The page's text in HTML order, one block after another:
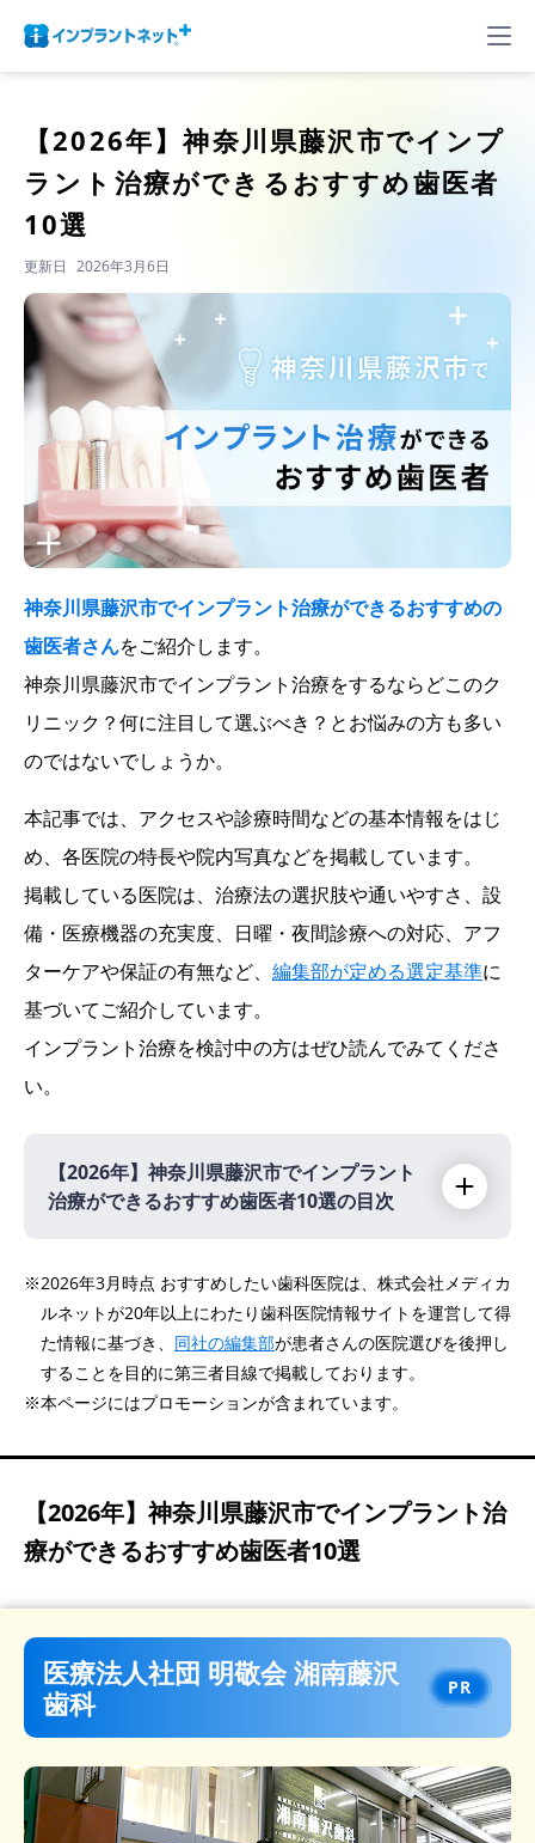
【2026年】神奈川県藤沢市でインプ
ラント治療ができるおすすめ歯医者
10選
更新日 2026年3月6日
神奈川県藤沢市でインプラント治療ができるおすすめの
歯医者さんをご紹介します。
神奈川県藤沢市でインプラント治療をするならどこのク
リニック？何に注目して選ぶべき？とお悩みの方も多い
のではないでしょうか。
本記事では、アクセスや診療時間などの基本情報をはじ
め、各医院の特長や院内写真などを掲載しています。
掲載している医院は、治療法の選択肢や通いやすさ、設
備・医療機器の充実度、日曜・夜間診療への対応、アフ
ターケアや保証の有無など、 編集部が定める選定基準に
基づいてご紹介しています。
インプラント治療を検討中の方はぜひ読んでみてくださ
い。
【2026年】 神奈川県藤沢市でインプラント
治療ができるおすすめ歯医者10選の目次
医療法人社団 明敬会 湘南藤沢歯科 PR
井上歯科医院
藤沢松本歯科&矯正歯科
清水歯科藤沢院
くげぬま海岸歯科クリニック
藤沢アット歯科
※2026年3月時点 おすすめしたい歯科医院は、株式会社メディカ
ルネットが20年以上にわたり歯科医院情報サイトを運営して得
た情報に基づき、 同社の編集部が患者さんの医院選びを後押し
することを目的に第三者目線で掲載しております。
※本ページにはプロモーションが含まれています。
【2026年】神奈川県藤沢市でインプラント治
療ができるおすすめ歯医者10選
医療法人社団 明敬会 湘南藤沢
歯科